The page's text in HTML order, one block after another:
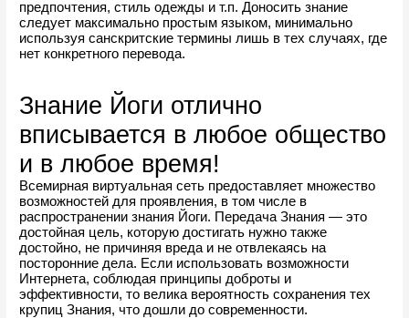
предпочтения, стиль одежды и т.п. Доносить знание
следует максимально простым языком, минимально
используя санскритские термины лишь в тех случаях, где
нет конкретного перевода.
Знание Йоги отлично
вписывается в любое общество
и в любое время!
Всемирная виртуальная сеть предоставляет множество
возможностей для проявления, в том числе в
распространении знания Йоги. Передача Знания — это
достойная цель, которую достигать нужно также
достойно, не причиняя вреда и не отвлекаясь на
посторонние дела. Если использовать возможности
Интернета, соблюдая принципы доброты и
эффективности, то велика вероятность сохранения тех
крупиц Знания, что дошли до современности.